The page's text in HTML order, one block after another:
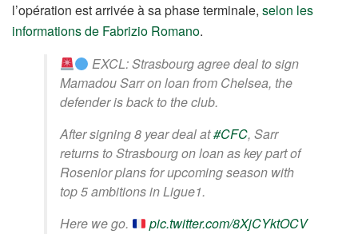
l’opération est arrivée à sa phase terminale, selon les
informations de Fabrizio Romano.
EXCL: Strasbourg agree deal to sign
Mamadou Sarr on loan from Chelsea, the
defender is back to the club.
After signing 8 year deal at#CFC, Sarr
returns to Strasbourg on loan as key part of
Rosenior plans for upcoming season with
top 5 ambitions in Ligue1.
Here we go.
pic.twitter.com/8XjCYktOCV